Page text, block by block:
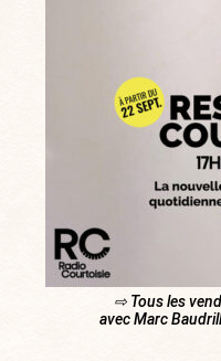
⇨ Tous les
avec Marc